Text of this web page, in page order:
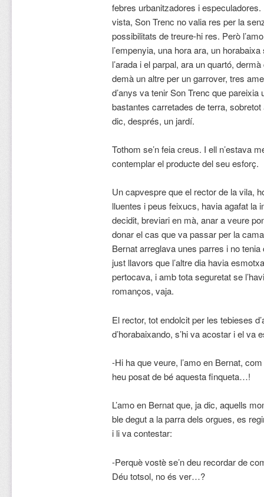
febres urbanitzadores i
vista, Son Trenc no valia res per la
possibilitats de treure-hi res. Però
l’empenyia, una hora ara, un
l’arada i el parpal, ara un quartó,
demà un altre per un garrover, tres
d’anys va tenir Son Trenc que pareixia
bastantes carretades de terra,
dic, després, un jardí.
Tothom se’n feia creus. I ell n’estava
contemplar el producte del seu esforç.
Un capvespre que el rector de la vila,
lluentes i peus feixucs, havia agafat la
decidit, breviari en mà, anar a veure
donar el cas que va passar per la
Bernat arreglava unes parres i no
just llavors que l’altre dia havia
pertocava, i amb tota seguretat se
romanços, vaja.
El rector, tot endolcit per les tebieses
d’horabaixando, s’hi va acostar i el va
-Hi ha que veure, l’amo en Bernat,
heu posat de bé aquesta finqueta…!
L’amo en Bernat que, ja dic, aquells
ble degut a la parra dels orgues, es
i li va contestar:
-Perquè vostè se’n deu recordar de
Déu totsol, no és ver…?